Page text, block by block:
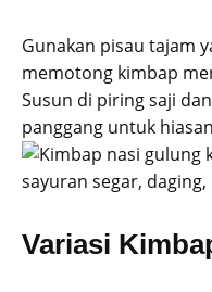
Gunakan pisau tajam
memotong kimbap
Susun di piring saji
panggang untuk
Variasi